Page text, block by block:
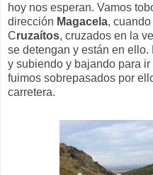
hoy nos esperan. Vamos
dirección Magacela,
Cruzaítos, cruzados en la
se detengan y están en
y subiendo y bajando para
fuimos sobrepasados por
carretera.